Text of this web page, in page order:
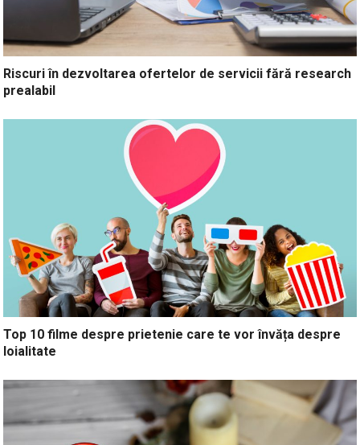
Riscuri în dezvoltarea ofertelor de servicii fără research
prealabil
Top 10 filme despre prietenie care te vor învăța despre
loialitate